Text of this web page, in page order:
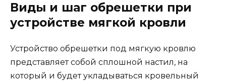
Виды и шаг обрешетки при
устройстве мягкой кровли
Устройство обрешетки под мягкую кровлю
представляет собой сплошной настил, на
который и будет укладываться кровельный